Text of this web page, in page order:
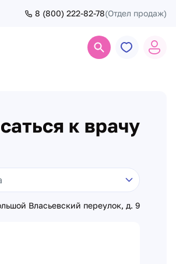
8 (800) 222-82-78(Отдел продаж)
к врачу
Власьевский переулок, д. 9